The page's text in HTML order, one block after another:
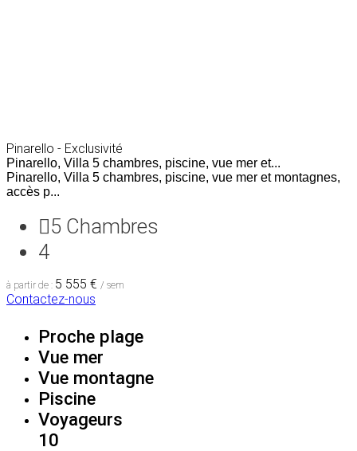
Pinarello - Exclusivité
Pinarello, Villa 5 chambres, piscine, vue mer et...
Pinarello, Villa 5 chambres, piscine, vue mer et montagnes,
accès p...
5 Chambres
4
à partir de : 5 555 € / sem
Contactez-nous
Proche plage
Vue mer
Vue montagne
Piscine
Voyageurs
10